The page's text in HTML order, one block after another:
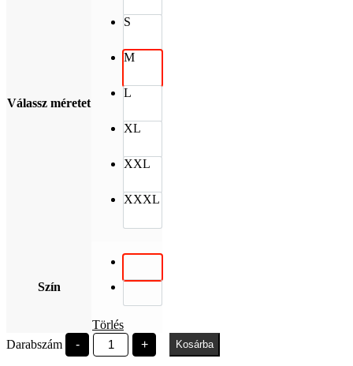
Válassz méretet
S
M
L
XL
XXL
XXXL
Szín
Törlés
Darabszám
-
DUE
Jó
+ Kosárba